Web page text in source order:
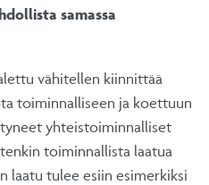
samassa
vähitellen kiinnittää
toiminnalliseen ja koettuun
yhteistoiminnalliset
toiminnallista laatua
laatu tulee esiin esimerkiksi